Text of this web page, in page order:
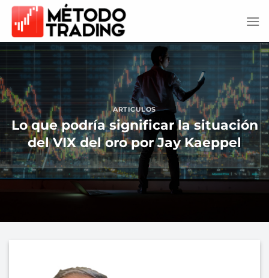
Saltar
contenido
ARTICULOS
Lo que podría significar la situación
del VIX del oro por Jay Kaeppel